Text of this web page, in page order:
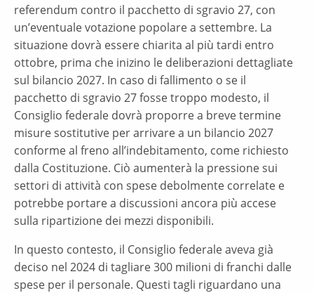
referendum contro il pacchetto di sgravio 27, con
un’eventuale votazione popolare a settembre. La
situazione dovrà essere chiarita al più tardi entro
ottobre, prima che inizino le deliberazioni dettagliate
sul bilancio 2027. In caso di fallimento o se il
pacchetto di sgravio 27 fosse troppo modesto, il
Consiglio federale dovrà proporre a breve termine
misure sostitutive per arrivare a un bilancio 2027
conforme al freno all’indebitamento, come richiesto
dalla Costituzione. Ciò aumenterà la pressione sui
settori di attività con spese debolmente correlate e
potrebbe portare a discussioni ancora più accese
sulla ripartizione dei mezzi disponibili.
In questo contesto, il Consiglio federale aveva già
deciso nel 2024 di tagliare 300 milioni di franchi dalle
spese per il personale. Questi tagli riguardano una